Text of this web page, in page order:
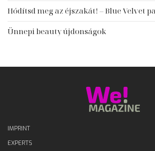
Hódítsd meg az éjszakát! – Blue Velvet
Ünnepi beauty újdonságok
IMPRINT
EXPERTS